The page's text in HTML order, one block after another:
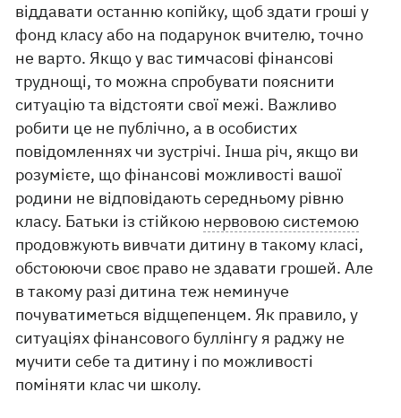
віддавати останню копійку, щоб здати гроші у
фонд класу або на подарунок вчителю, точно
не варто. Якщо у вас тимчасові фінансові
труднощі, то можна спробувати пояснити
ситуацію та відстояти свої межі. Важливо
робити це не публічно, а в особистих
повідомленнях чи зустрічі. Інша річ, якщо ви
розумієте, що фінансові можливості вашої
родини не відповідають середньому рівню
класу. Батьки із стійкою нервовою системою
продовжують вивчати дитину в такому класі,
обстоюючи своє право не здавати грошей. Але
в такому разі дитина теж неминуче
почуватиметься відщепенцем. Як правило, у
ситуаціях фінансового буллінгу я раджу не
мучити себе та дитину і по можливості
поміняти клас чи школу.